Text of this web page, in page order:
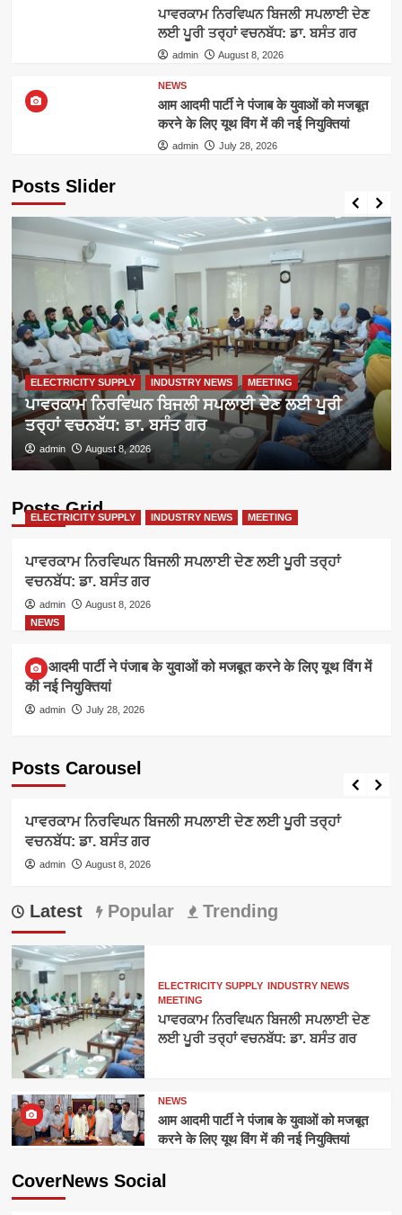
ਪਾਵਰਕਾਮ ਨਿਰਵਿਘਨ ਬਿਜਲੀ ਸਪਲਾਈ ਦੇਣ
ਲਈ ਪੂਰੀ ਤਰ੍ਹਾਂ ਵਚਨਬੱਧ: ਡਾ. ਬਸੰਤ ਗਰ
admin August 8, 2026
NEWS
आम आदमी पार्टी ने पंजाब के युवाओं को मजबूत
करने के लिए यूथ विंग में की नई नियुक्तियां
admin July 28, 2026
Posts Slider
ELECTRICITY SUPPLY INDUSTRY NEWS MEETING
ਪਾਵਰਕਾਮ ਨਿਰਵਿਘਨ ਬਿਜਲੀ ਸਪਲਾਈ ਦੇਣ ਲਈ ਪੂਰੀ
ਤਰ੍ਹਾਂ ਵਚਨਬੱਧ: ਡਾ. ਬਸੰਤ ਗਰ
admin August 8, 2026
Posts Grid
ELECTRICITY SUPPLY INDUSTRY NEWS MEETING
ਪਾਵਰਕਾਮ ਨਿਰਵਿਘਨ ਬਿਜਲੀ ਸਪਲਾਈ ਦੇਣ ਲਈ ਪੂਰੀ ਤਰ੍ਹਾਂ
ਵਚਨਬੱਧ: ਡਾ. ਬਸੰਤ ਗਰ
admin
August 8, 2026
NEWS
आम आदमी पार्टी ने पंजाब के युवाओं को मजबूत करने के लिए यूथ विंग में
की नई नियुक्तियां
admin July 28, 2026
Posts Carousel
ELECTRICITY SUPPLY
ਪਾਵਰਕਾਮ ਨਿਰਵਿਘਨ ਬਿਜਲੀ ਸਪਲਾਈ ਦੇਣ ਲਈ ਪੂਰੀ ਤਰ੍ਹਾਂ
ਵਚਨਬੱਧ: ਡਾ. ਬਸੰਤ ਗਰ
admin August 8, 2026
Latest Popular Trending
ELECTRICITY SUPPLY INDUSTRY NEWS
MEETING
ਪਾਵਰਕਾਮ ਨਿਰਵਿਘਨ ਬਿਜਲੀ ਸਪਲਾਈ ਦੇਣ
ਲਈ ਪੂਰੀ ਤਰ੍ਹਾਂ ਵਚਨਬੱਧ: ਡਾ. ਬਸੰਤ ਗਰ
NEWS
आम आदमी पार्टी ने पंजाब के युवाओं को मजबूत
करने के लिए यूथ विंग में की नई नियुक्तियां
CoverNews Social